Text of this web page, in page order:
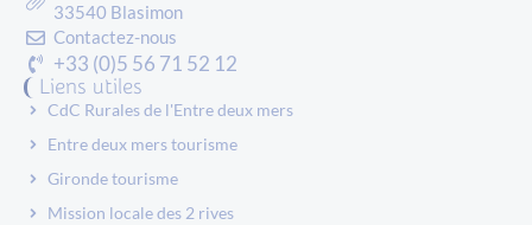
33540 Blasimon
Contactez-nous
+33 (0)5 56 71 52 12
Liens utiles
CdC Rurales de l'Entre deux mers
Entre deux mers tourisme
Gironde tourisme
Mission locale des 2 rives